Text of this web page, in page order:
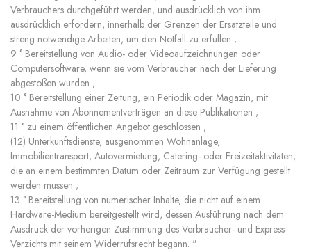
Verbrauchers durchgeführt werden, und ausdrücklich von ihm
ausdrücklich erfordern, innerhalb der Grenzen der Ersatzteile und
streng notwendige Arbeiten, um den Notfall zu erfüllen ;
9 ° Bereitstellung von Audio- oder Videoaufzeichnungen oder
Computersoftware, wenn sie vom Verbraucher nach der Lieferung
abgestoßen wurden ;
10 ° Bereitstellung einer Zeitung, ein Periodik oder Magazin, mit
Ausnahme von Abonnementverträgen an diese Publikationen ;
11 ° zu einem öffentlichen Angebot geschlossen ;
(12) Unterkunftsdienste, ausgenommen Wohnanlage,
Immobilientransport, Autovermietung, Catering- oder Freizeitaktivitäten,
die an einem bestimmten Datum oder Zeitraum zur Verfügung gestellt
werden müssen ;
13 ° Bereitstellung von numerischer Inhalte, die nicht auf einem
Hardware-Medium bereitgestellt wird, dessen Ausführung nach dem
Ausdruck der vorherigen Zustimmung des Verbraucher- und Express-
Verzichts mit seinem Widerrufsrecht begann. "